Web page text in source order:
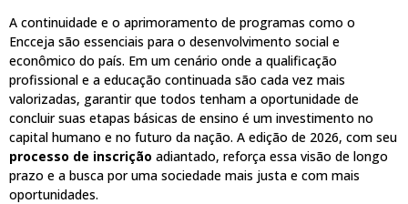
A continuidade e o aprimoramento de programas como o
Encceja são essenciais para o desenvolvimento social e
econômico do país. Em um cenário onde a qualificação
profissional e a educação continuada são cada vez mais
valorizadas, garantir que todos tenham a oportunidade de
concluir suas etapas básicas de ensino é um investimento no
capital humano e no futuro da nação. A edição de 2026, com seu
processo de inscrição adiantado, reforça essa visão de longo
prazo e a busca por uma sociedade mais justa e com mais
oportunidades.